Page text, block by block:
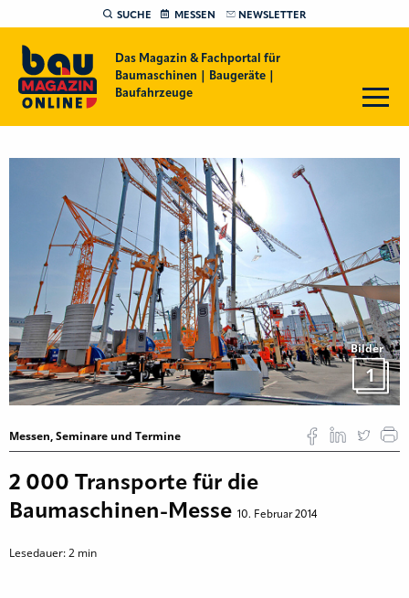
SUCHE MESSEN NEWSLETTER
Das Magazin & Fachportal für
Baumaschinen | Baugeräte |
Baufahrzeuge
Bilder
1
Messen, Seminare und Termine
2 000 Transporte für die
Baumaschinen-Messe 10. Februar 2014
Lesedauer:2 min